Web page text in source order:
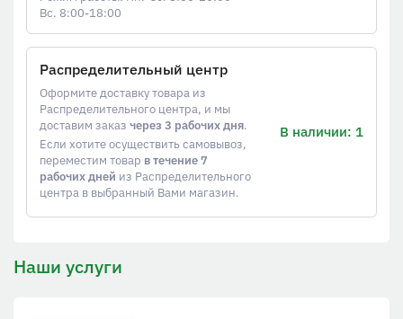
Вс. 8:00-18:00
Распределительный центр
Оформите доставку товара из
Распределительного центра, и мы
доставим заказ через 3 рабочих дня.
Если хотите осуществить самовывоз,
переместим товар в течение 7
рабочих дней из Распределительного
центра в выбранный Вами магазин.
В наличии: 1
Наши услуги